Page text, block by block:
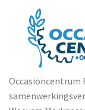
Occasioncentrum